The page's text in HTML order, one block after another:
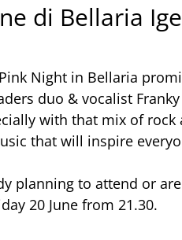
di Bellaria
Night in Bellaria
duo & vocalist
with that mix of rock
that will inspire
planning to attend or
20 June from 21.30.